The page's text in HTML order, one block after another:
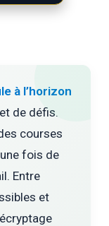
à l’horizon
de défis.
courses
fois de
Entre
et